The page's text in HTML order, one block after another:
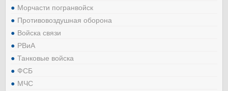
Морчасти погранвойск
Противовоздушная оборона
Войска связи
РВиА
Танковые войска
ФСБ
МЧС